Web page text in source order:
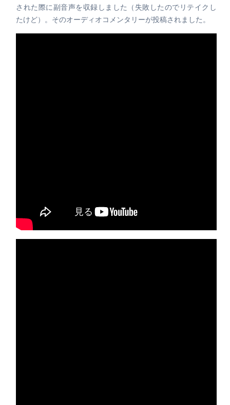
された際に副音声を収録しました（失敗したのでリテイクし
たけど）。そのオーディオコメンタリーが投稿されました。